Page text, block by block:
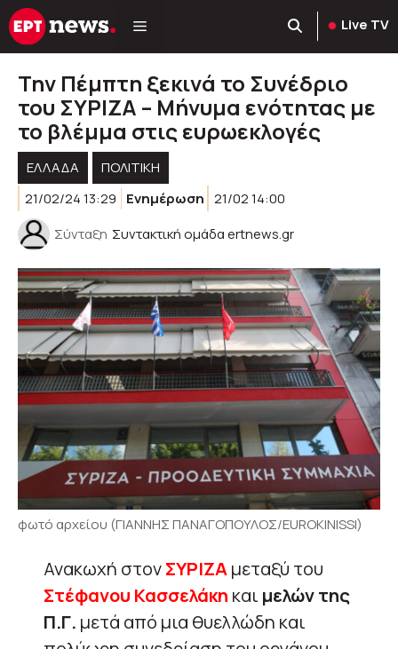
Μετάβαση
σε
Live TV
Την Πέμπτη ξεκινά το Συνέδριο
του ΣΥΡΙΖΑ – Μήνυμα ενότητας με
το βλέμμα στις ευρωεκλογές
ΕΛΛΑΔΑ
ΠΟΛΙΤΙΚΉ
21/02/24 13:29
Ενημέρωση 21/02 14:00
Σύνταξη Συντακτική ομάδα ertnews.gr
φωτό αρχείου (ΓΙΑΝΝΗΣ ΠΑΝΑΓΟΠΟΥΛΟΣ/EUROKINISSI)
Ανακωχή στονΣΥΡΙΖΑμεταξύ του
Στέφανου Κασσελάκη και μελών της
Π.Γ. μετά από μια θυελλώδη και